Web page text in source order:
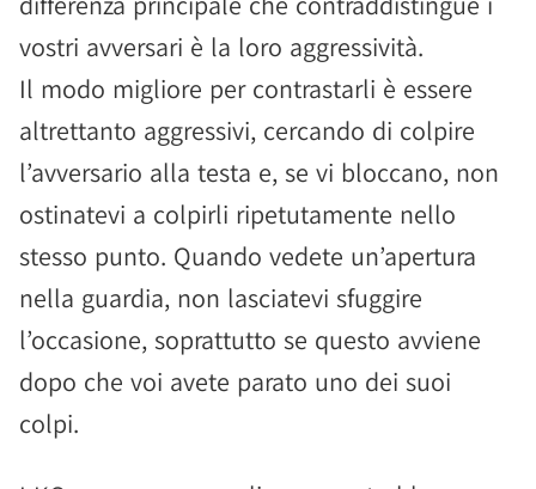
vostri avversari è la loro aggressività.
Il modo migliore per contrastarli è essere
altrettanto aggressivi, cercando di colpire
l’avversario alla testa e, se vi bloccano, non
ostinatevi a colpirli ripetutamente nello
stesso punto. Quando vedete un’apertura
nella guardia, non lasciatevi sfuggire
l’occasione, soprattutto se questo avviene
dopo che voi avete parato uno dei suoi
colpi.